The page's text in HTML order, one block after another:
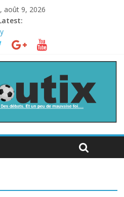
août 9, 2026
le chaos
la Coupe du monde à des fonds
au football ?